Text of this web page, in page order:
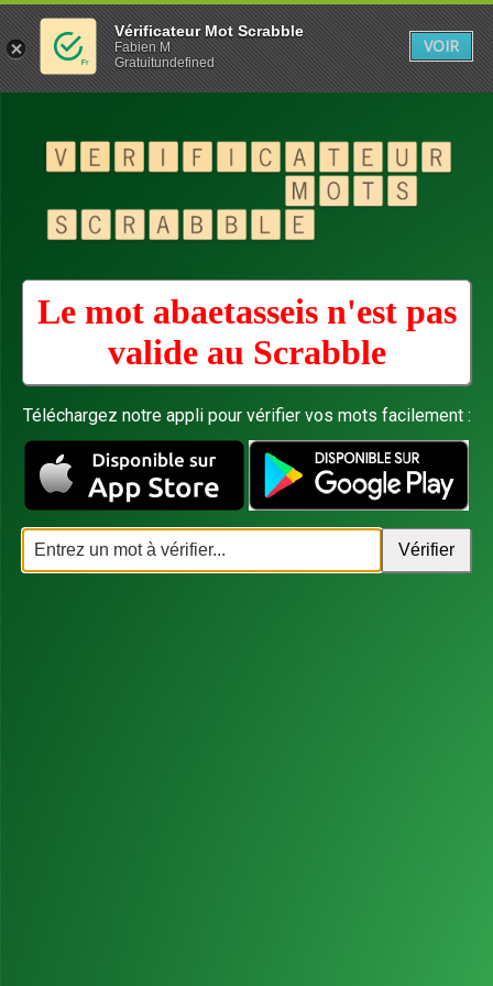
Le mot abaetasseis n'est pas
valide au Scrabble
Téléchargez notre appli pour vérifier vos mots facilement :
Vérificateur Mot Scrabble
Fabien M
Gratuitundefined
VOIR